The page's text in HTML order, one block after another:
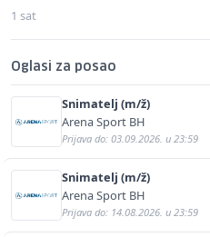
1 sat
Oglasi za posao
Snimatelj (m/ž)
Arena Sport BH
Prijava do: 03.09.2026. u 23:59
Snimatelj (m/ž)
Arena Sport BH
Prijava do: 14.08.2026. u 23:59